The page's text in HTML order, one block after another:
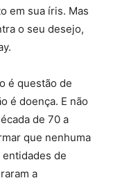
em sua íris. Mas
o seu desejo,
é questão de
é doença. E não
de 70 a
que nenhuma
de
a